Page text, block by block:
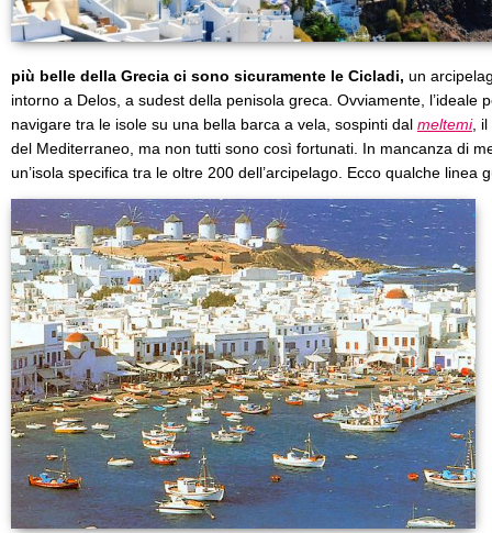
più belle della Grecia ci sono sicuramente le Cicladi, un
intorno a Delos, a sudest della penisola greca. Ovviamente, l’ideale
navigare tra le isole su una bella barca a vela, sospinti dal meltemi, il
del Mediterraneo, ma non tutti sono così fortunati. In mancanza di
un’isola specifica tra le oltre 200 dell’arcipelago. Ecco qualche linea